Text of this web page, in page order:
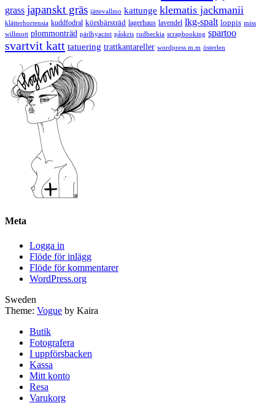
grass japanskt gräs jättevallmo kattunge klematis jackmanii
klätterhortensia kuddfodral körsbärsträd lagerhaus lavendel lkg-spalt loppis miss
willmott plommonträd pärlhyacint påskris rudbeckia scrapbooking spartoo
svartvit katt tatuering trattkantareller wordpress m.m österlen
Meta
Logga in
Flöde för inlägg
Flöde för kommentarer
WordPress.org
Sweden
Theme: Vogue by Kaira
Butik
Fotografera
I uppförsbacken
Kassa
Mitt konto
Resa
Varukorg